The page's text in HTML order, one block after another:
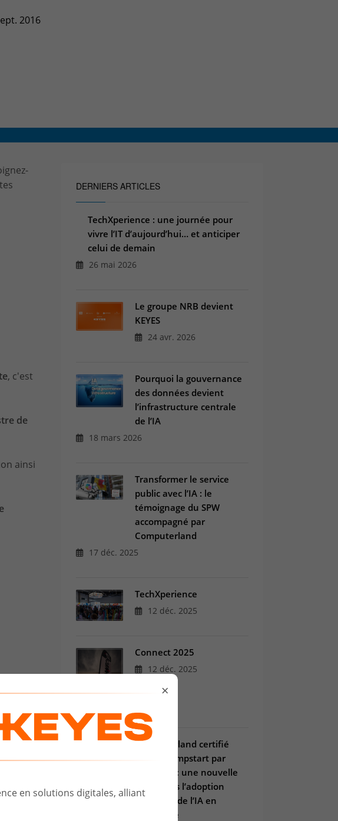
×
en solutions digitales, alliant
2016
, c'est
de
ainsi
DERNIERS ARTICLES
TechXperience : une journée pour
vivre l’IT d’aujourd’hui… et anticiper
celui de demain
26 mai 2026
Le groupe NRB devient
KEYES
24 avr. 2026
Pourquoi la gouvernance
des données devient
l’infrastructure centrale
de l’IA
18 mars 2026
Transformer le service
public avec l’IA : le
témoignage du SPW
accompagné par
Computerland
17 déc. 2025
TechXperience
12 déc. 2025
Connect 2025
12 déc. 2025
Computerland certifié
Copilot Jumpstart par
Microsoft : une nouvelle
étape vers l’adoption
maîtrisée de l’IA en
entreprise